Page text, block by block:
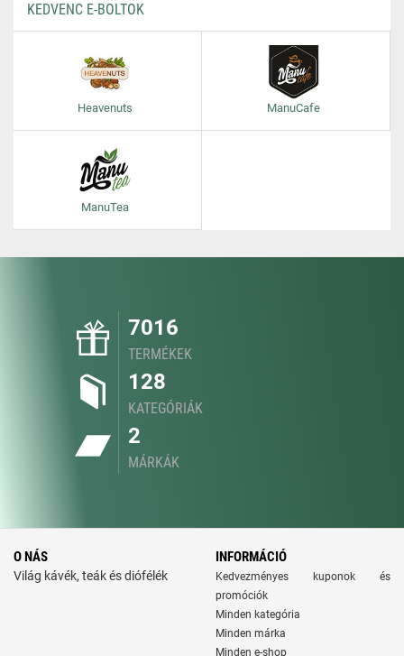
KEDVENC E-BOLTOK
Heavenuts ManuCafe
ManuTea
7016
TERMÉKEK
128
KATEGÓRIÁK
2
MÁRKÁK
O NÁS
Világ kávék, teák és diófélék
INFORMÁCIÓ
Kedvezményes kuponok és
promóciók
Minden kategória
Minden márka
Minden e-shop